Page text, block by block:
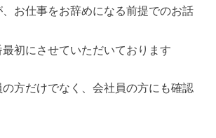
、お仕事をお辞めになる前提でのお話
初にさせていただいております
方だけでなく、会社員の方にも確認